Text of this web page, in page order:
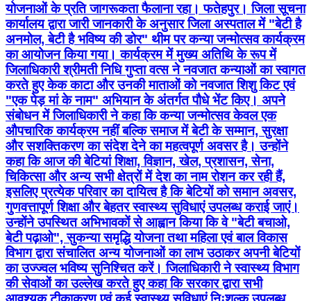
योजनाओं के प्रति जागरूकता फैलाना रहा। फतेहपुर। जिला सूचना
कार्यालय द्वारा जारी जानकारी के अनुसार जिला अस्पताल में "बेटी है
अनमोल, बेटी है भविष्य की डोर" थीम पर कन्या जन्मोत्सव कार्यक्रम
का आयोजन किया गया। कार्यक्रम में मुख्य अतिथि के रूप में
जिलाधिकारी श्रीमती निधि गुप्ता वत्स ने नवजात कन्याओं का स्वागत
करते हुए केक काटा और उनकी माताओं को नवजात शिशु किट एवं
"एक पेड़ मां के नाम" अभियान के अंतर्गत पौधे भेंट किए। अपने
संबोधन में जिलाधिकारी ने कहा कि कन्या जन्मोत्सव केवल एक
औपचारिक कार्यक्रम नहीं बल्कि समाज में बेटी के सम्मान, सुरक्षा
और सशक्तिकरण का संदेश देने का महत्वपूर्ण अवसर है। उन्होंने
कहा कि आज की बेटियां शिक्षा, विज्ञान, खेल, प्रशासन, सेना,
चिकित्सा और अन्य सभी क्षेत्रों में देश का नाम रोशन कर रही हैं,
इसलिए प्रत्येक परिवार का दायित्व है कि बेटियों को समान अवसर,
गुणवत्तापूर्ण शिक्षा और बेहतर स्वास्थ्य सुविधाएं उपलब्ध कराई जाएं।
उन्होंने उपस्थित अभिभावकों से आह्वान किया कि वे "बेटी बचाओ,
बेटी पढ़ाओ", सुकन्या समृद्धि योजना तथा महिला एवं बाल विकास
विभाग द्वारा संचालित अन्य योजनाओं का लाभ उठाकर अपनी बेटियों
का उज्ज्वल भविष्य सुनिश्चित करें। जिलाधिकारी ने स्वास्थ्य विभाग
की सेवाओं का उल्लेख करते हुए कहा कि सरकार द्वारा सभी